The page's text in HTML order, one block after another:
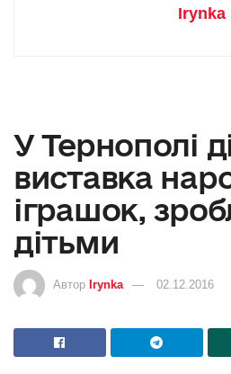
Irynka
У Тернополі
виставка
іграшок,
дітьми
Автор Irynka 02.12.2016